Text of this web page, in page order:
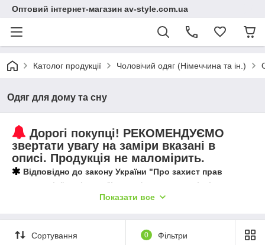
Оптовий інтернет-магазин av-style.com.ua
Католог продукції Чоловічий одяг (Німеччина та ін.)
Одяг для дому та сну
Дорогі покупці! РЕКОМЕНДУЄМО
звертати увагу на заміри вказані в
описі. Продукція не маломірить.
Відповідно до закону України "Про захист прав
споживачів" натільну білизну (включаючи нічні сорочки,
халати, білизна, шкарпетки та ін)
Показати все
Сортування 0 Фільтри